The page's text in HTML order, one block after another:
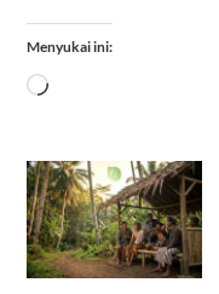
Menyukai ini:
Memuat...